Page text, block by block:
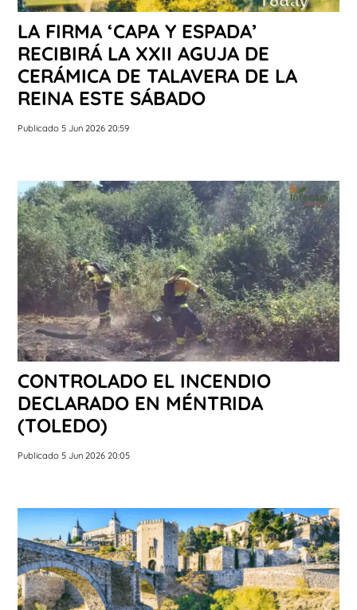
LA FIRMA ‘CAPA Y ESPADA’
RECIBIRÁ LA XXII AGUJA DE
CERÁMICA DE TALAVERA DE LA
REINA ESTE SÁBADO
Publicado 5 Jun 2026 20:59
CONTROLADO EL INCENDIO
DECLARADO EN MÉNTRIDA
(TOLEDO)
Publicado 5 Jun 2026 20:05